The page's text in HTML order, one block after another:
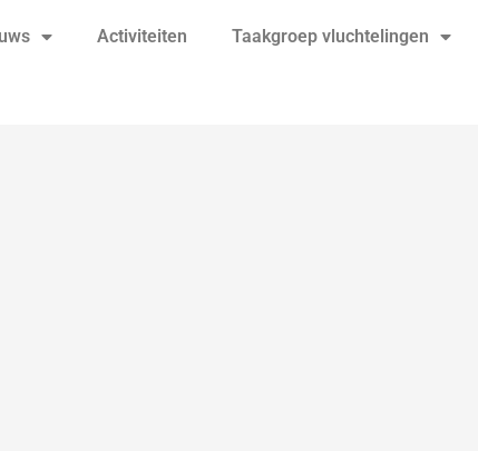
Activiteiten Taakgroep vluchtelingen